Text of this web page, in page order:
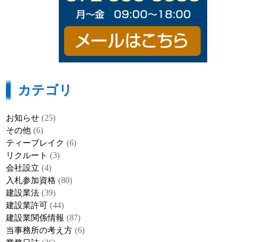
カテゴリ
お知らせ (25)
その他 (6)
ティーブレイク (6)
リクルート (3)
会社設立 (4)
入札参加資格 (80)
建設業法 (39)
建設業許可 (44)
建設業関係情報 (87)
当事務所の考え方 (6)